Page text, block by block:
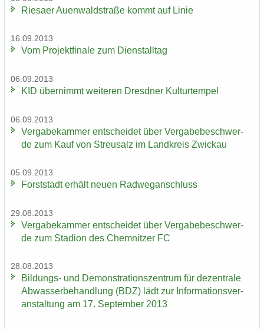
Rie­sa­er Au­en­wald­stra­ße kommt auf Linie
16.09.2013
Vom Pro­jekt­fi­na­le zum Dienst­all­tag
06.09.2013
KID über­nimmt wei­te­ren Dresd­ner Kul­tur­tem­pel
06.09.2013
Ver­ga­be­kam­mer ent­schei­det über Ver­ga­be­be­schwer­
de zum Kauf von Streu­salz im Land­kreis Zwi­ckau
05.09.2013
Forst­stadt er­hält neuen Rad­weg­an­schluss
29.08.2013
Ver­ga­be­kam­mer ent­schei­det über Ver­ga­be­be­schwer­
de zum Sta­di­on des Chem­nit­zer FC
28.08.2013
Bildungs-​ und De­mons­tra­ti­ons­zen­trum für de­zen­tra­le
Ab­was­ser­be­hand­lung (BDZ) lädt zur In­for­ma­ti­ons­ver­
an­stal­tung am 17. Sep­tem­ber 2013